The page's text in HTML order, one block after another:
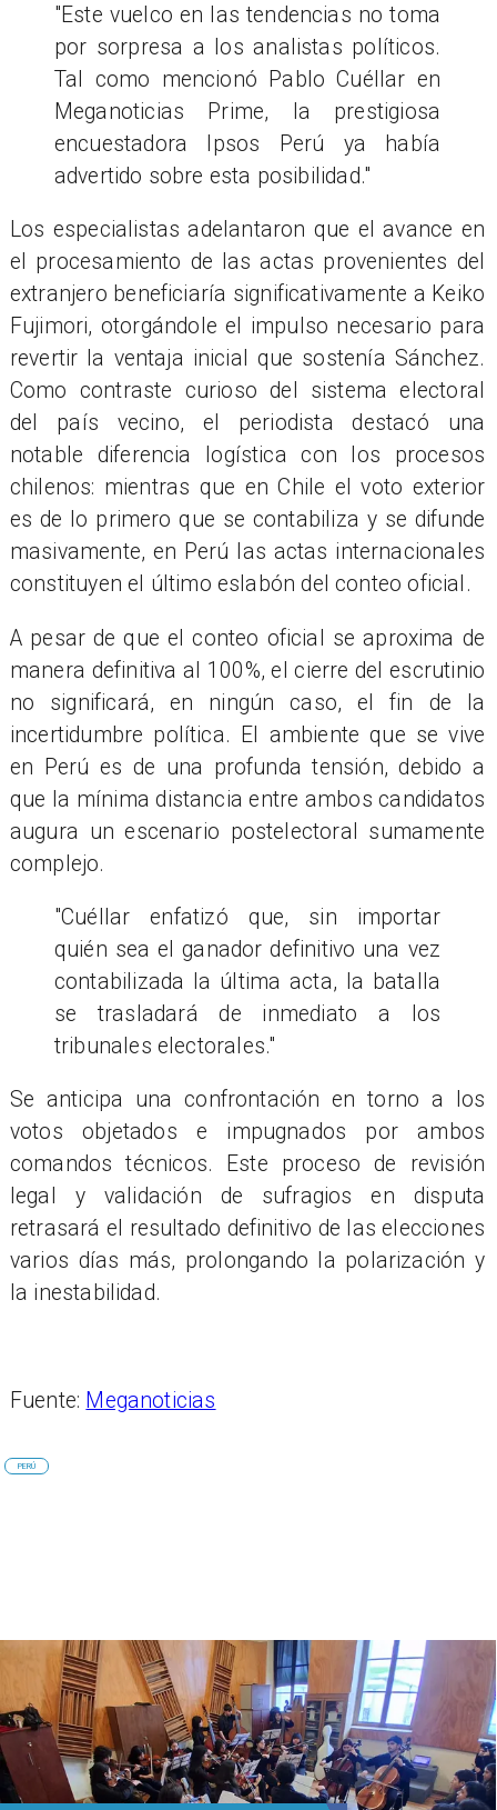
"Este vuelco en las tendencias no toma
por sorpresa a los analistas políticos.
Tal como mencionó Pablo Cuéllar en
Meganoticias Prime, la prestigiosa
encuestadora Ipsos Perú ya había
advertido sobre esta posibilidad."
Los especialistas adelantaron que el avance en
el procesamiento de las actas provenientes del
extranjero beneficiaría significativamente a Keiko
Fujimori, otorgándole el impulso necesario para
revertir la ventaja inicial que sostenía Sánchez.
Como contraste curioso del sistema electoral
del país vecino, el periodista destacó una
notable diferencia logística con los procesos
chilenos: mientras que en Chile el voto exterior
es de lo primero que se contabiliza y se difunde
masivamente, en Perú las actas internacionales
constituyen el último eslabón del conteo oficial.
A pesar de que el conteo oficial se aproxima de
manera definitiva al 100%, el cierre del escrutinio
no significará, en ningún caso, el fin de la
incertidumbre política. El ambiente que se vive
en Perú es de una profunda tensión, debido a
que la mínima distancia entre ambos candidatos
augura un escenario postelectoral sumamente
complejo.
"Cuéllar enfatizó que, sin importar
quién sea el ganador definitivo una vez
contabilizada la última acta, la batalla
se trasladará de inmediato a los
tribunales electorales."
Se anticipa una confrontación en torno a los
votos objetados e impugnados por ambos
comandos técnicos. Este proceso de revisión
legal y validación de sufragios en disputa
retrasará el resultado definitivo de las elecciones
varios días más, prolongando la polarización y
la inestabilidad.
Fuente: Meganoticias
PERÚ